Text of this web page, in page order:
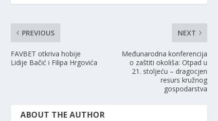
PREVIOUS
FAVBET otkriva hobije
Lidije Bačić i Filipa Hrgovića
NEXT
Međunarodna konferencija
o zaštiti okoliša: Otpad u
21. stoljeću – dragocjen
resurs kružnog
gospodarstva
ABOUT THE AUTHOR